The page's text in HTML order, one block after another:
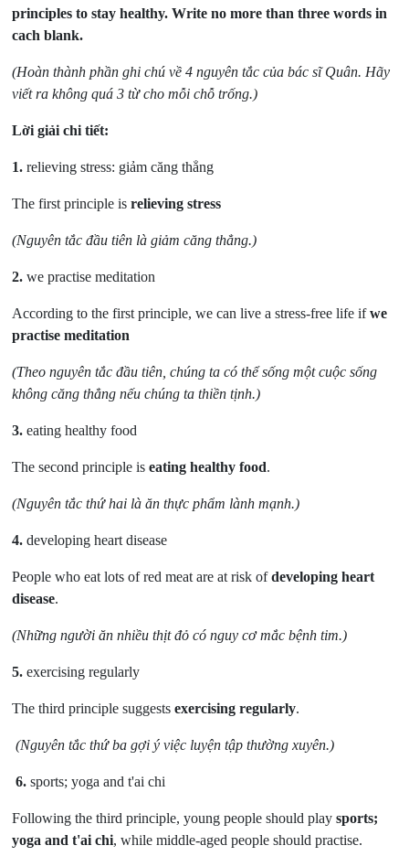
principles to stay healthy. Write no more than three words in
cach blank.
(Hoàn thành phần ghi chú về 4 nguyên tắc của bác sĩ Quân. Hãy
viết ra không quá 3 từ cho mỗi chỗ trống.)
Lời giải chi tiết:
1. relieving stress: giảm căng thẳng
The first principle isrelieving stress
(Nguyên tắc đầu tiên là giảm căng thẳng.)
2. we practise meditation
According to the first principle, we can live a stress-free life ifwe
practise meditation
(Theo nguyên tắc đầu tiên, chúng ta có thể sống một cuộc sống
không căng thẳng nếu chúng ta thiền tịnh.)
3. eating healthy food
The second principle iseating healthy food.
(Nguyên tắc thứ hai là ăn thực phẩm lành mạnh.)
4. developing heart disease
People who eat lots of red meat are at risk ofdeveloping heart
disease.
(Những người ăn nhiều thịt đỏ có nguy cơ mắc bệnh tim.)
5. exercising regularly
The third principle suggestsexercising regularly.
(Nguyên tắc thứ ba gợi ý việc luyện tập thường xuyên.)
6. sports; yoga and t'ai chi
Following the third principle, young people should playsports;
yoga and t'ai chi, while middle-aged people should practise.